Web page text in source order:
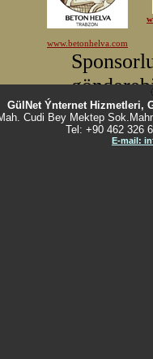
GülNet Ýnternet Hizmetleri,
Cudi Bey Mektep
Tel: +90 462 326
E-mail: